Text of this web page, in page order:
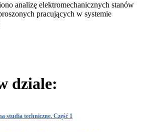
analizę elektromechanicznych stanów
pracujących w systemie
dziale:
studia techniczne. Część 1